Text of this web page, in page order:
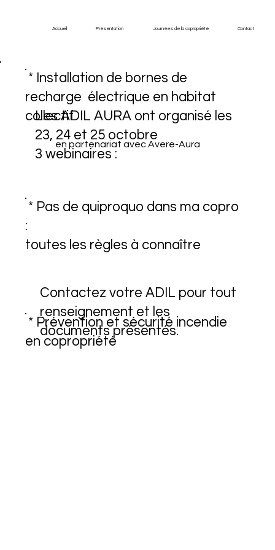
Accueil Présentation Journées de la copropriété Contact
Les ADIL AURA ont organisé les
23, 24 et 25 octobre
3 webinaires :
* Installation de bornes de
recharge électrique en habitat
collectif
en partenariat avec Avere-Aura
* Pas de quiproquo dans ma copro
:
toutes les règles à connaître
* Prévention et sécurité incendie
en copropriété
Contactez votre ADIL pour tout
renseignement et les
documents présentés.